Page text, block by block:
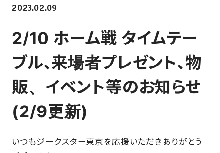
FAN CLUB
マイページはこちら
CSR
SCHOOL
2023.02.09
2/10 ホーム戦 タイムテー
ブル、来場者プレゼント、物
販、イベント等のお知らせ
(2/9更新)
いつもジークスター東京を応援いただきありがとう